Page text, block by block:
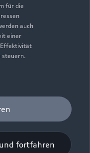
für die
auch
einer
Effektivität
steuern.
fortfahren